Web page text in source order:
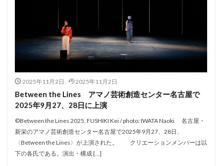
2025年11月2日 2025年11月2日
Between the Lines アマノ芸術創造センター名古屋で
2025年9月27、28日に上演
©︎Between the Lines 2025, FUSHIKI Kei / photo: IWATA Naoki 名古屋・
新栄のアマノ芸術創造センター名古屋で2025年9月27、28日、
〈Between the Lines〉が上演された。 クリエーションメンバーは以
下の各氏である。演出・構成 […]